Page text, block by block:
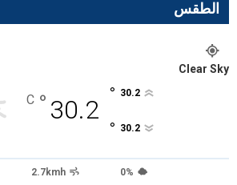
الطقس
Clear Sky
30.2
°
C 30.2
°
30.2
°
2.7kmh 0%